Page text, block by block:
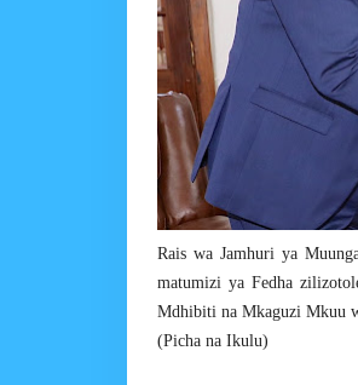
Rais wa Jamhuri ya
matumizi ya Fedha
Mdhibiti na Mkaguzi Mkuu
(Picha na Ikulu)